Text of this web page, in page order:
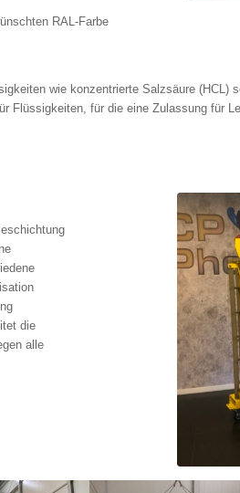
RAL-Farbe
wie konzentrierte Salzsäure (HCL)
Flüssigkeiten, für die eine Zulassung für
die
alle